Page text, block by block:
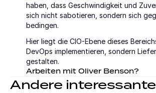
haben, dass Geschwindigkeit und
sich nicht sabotieren, sondern sich
bedingen.
Hier liegt die CIO-Ebene dieses
DevOps implementieren, sondern
gestalten.
Arbeiten mit Oliver Benson?
Andere interessante